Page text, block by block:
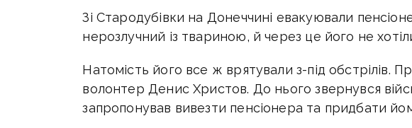
Зі Стародубівки на Донеччині евакуювали
нерозлучний із твариною, й через це його не
Натомість його все ж врятували з-під обстрілів.
волонтер Денис Христов. До нього звернувся
запропонував вивезти пенсіонера та придбати